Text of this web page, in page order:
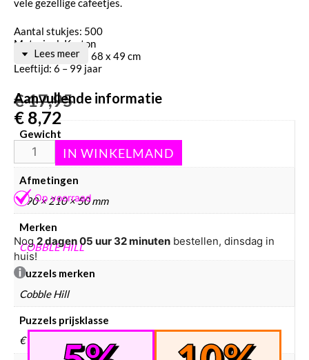
vele gezellige cafeetjes.
Aantal stukjes: 500
Materiaal: Karton
Puzzel afmeting: 68 x 49 cm
Leeftijd: 6 – 99 jaar
Aanvullende informatie
Gewicht
670 g
Afmetingen
290 × 210 × 50 mm
Merken
COBBLE HILL
Puzzels merken
Cobble Hill
Puzzels prijsklasse
€ 10 – € 25
Lees meer
€17,95
€8,72
Nog2 dagen 05 uur 32 minuten bestellen, dinsdag in
huis!